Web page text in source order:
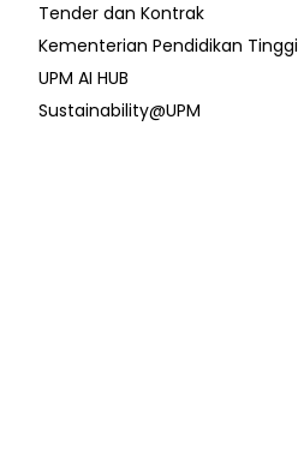
Tender dan Kontrak
Kementerian Pendidikan Tinggi
UPM AI HUB
Sustainability@UPM